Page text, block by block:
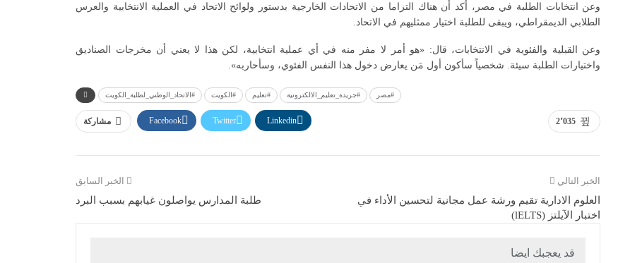
وعن انتخابات الطلبة في مصر، أكد أن هناك التزاما من الاتحادات الخارجية بدستور ولوائح الاتحاد في العملية الانتخابية والعرس
الطلابي الديمقراطي، ويبقى للطلبة اختيار ممثليهم في الاتحاد.
وعن القبلية والفئوية في الانتخابات، قال: «هو أمر لا مفر منه في أي عملية انتخابية، لكن هذا لا يعني أن مخرجات الصناديق
واختيارات الطلبة سيئة. شخصياً سأكون أول مَن يعارض دخول هذا النفس الفئوي، وسأحاربه».
#الاتحاد_الوطني_لطلبة_الكويت #الكويت #تعليم #جريدة_تعليم_الالكترونية #مصر
2٬035 مشاركة Facebook Twitter Linkedin
الخبر السابق
طلبة المدارس يواصلون غيابهم بسبب البرد
الخبر التالي
العلوم الادارية تقيم ورشة عمل مجانية لتحسين الأداء في
اختبار الآيلتز (lELTS)
قد يعجبك ايضا